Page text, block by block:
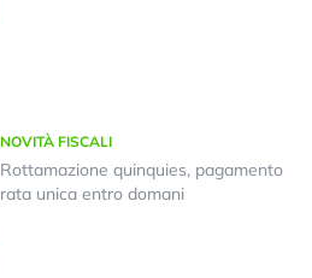
NOVITÀ FISCALI
Rottamazione quinquies, pagamento
rata unica entro domani